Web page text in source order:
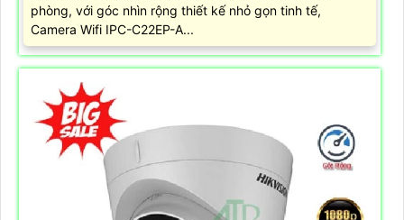
phòng, với góc nhìn rộng thiết kế nhỏ gọn tinh tế,
Camera Wifi IPC-C22EP-A...